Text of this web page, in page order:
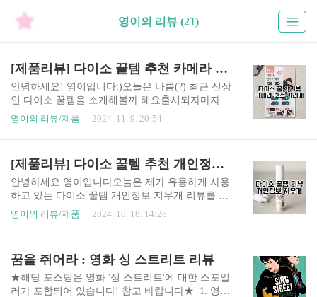
영이의 리뷰 (21)
[제품리뷰] 다이소 꿀템 추천 카메라 렌즈 가리개
안녕하세요! 영이입니다:)오늘은 나름(?) 최근 신상
인 다이소 꿀템을 소개해볼까 해요출시되자마자
구입하고 싶었는데 품절의 연속이었습니다..어제
가리개를 부착으로 사생활을 보호해 줍니다. 드디
어 실물영접>.오프에서 겨우 구한 카메라 렌즈 가
림개😍▼ 가기 전에 다이소 어플에서 검색해 보고
가세요! [생활정보] 다이소 제품검색 / 재고조회 방
법안녕하세요. 영이입니다.요즘 높아진 퀄리티, 저
에 인기가 많았으나, 최근엔 제품의 질까지0to144.c
om 요즘 카메라 해..
영이의 리뷰/제품 2024. 11. 9. 20:54
[제품리뷰] 다이소 꿀템 추천 개인정보 지우개
안녕하세요 영이입니다오늘은 제가 유용하게 사용
하고 있는 다이소 꿀템 개인정보 지우개 리뷰를 적
어봅니다처리하기 귀찮았던 개인정보, 단돈 천 원
개인정보를 지워줍니다. (사진 화질 눈감아주세
요.. 왜 이러지..ㅎ)두 달 정도 꾸준히 사용하고 있
는 꿀템이에요보드마카정도 되는 굵기라 시중에
영이의 리뷰/제품 2024. 10. 18. 14:26
꿈을 쥐어라 : 영화 싱 스트리트 리뷰
★해당 포스팅은 영화 '싱 스트리트'에 대한 스포일
러가 포함되어 있습니다! 참고 바랍니다★ 1. 영화